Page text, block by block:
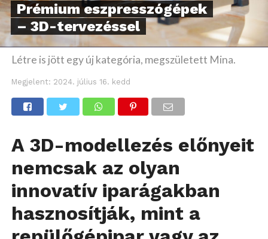
Prémium eszpresszógépek
– 3D-tervezéssel
Létre is jött egy új kategória, megszületett Mina.
Megjelent: 2024. július 16. kedd
A 3D-modellezés előnyeit
nemcsak az olyan
innovatív iparágakban
hasznosítják, mint a